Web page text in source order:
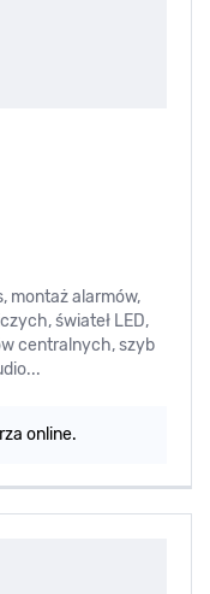
montaż alarmów,
świateł LED,
centralnych, szyb
online.